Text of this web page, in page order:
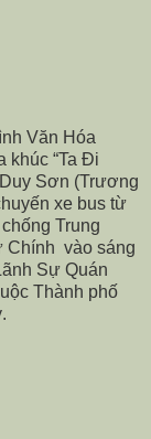
Văn Hóa
khúc “Ta Đi
Sơn (Trương
xe bus từ
Trung
Chính vào sáng
Sự Quán
Thành phố